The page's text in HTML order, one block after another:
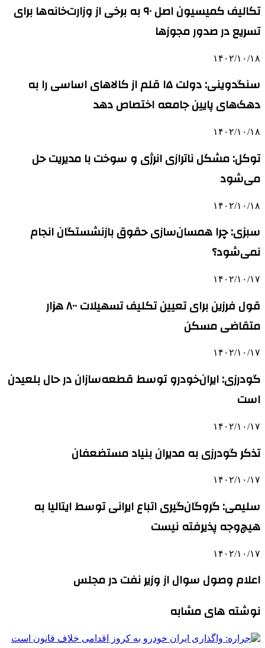
تکالیف کمیسیون اصل ۹۰ به برخی از وزارت‌خانه‌ها برای
تسریع در صدور مجوزها
۱۴۰۲/۱۰/۱۸
سنگدوینی: دولت ۱۵ قلم از کالاهای اساسی را به
دهک‌های پایین جامعه اختصاص دهد
۱۴۰۲/۱۰/۱۸
توکل: مشکل ناترازی انرژی و سوخت با مدیریت حل
می‌شود
۱۴۰۲/۱۰/۱۸
سبزی: چرا همسان‌سازی حقوق بازنشستگان انجام
نمی‌شود؟
۱۴۰۲/۱۰/۱۷
قول فرزین برای تعیین تکلیف تسهیلات ۸۰۰ هزار
متقاضی مسکن
۱۴۰۲/۱۰/۱۷
گودرزی: ایران‌خودرو توسط قطعه‌سازان در حال بلعیدن
است
۱۴۰۲/۱۰/۱۷
تذکر گودرزی به مدیران بنیاد مستضعفان
۱۴۰۲/۱۰/۱۷
سلیمی: گروگان‌گیری اتباع ایرانی توسط ایتالیا به
هیچ‌وجه پذیرفته نیست
۱۴۰۲/۱۰/۱۷
اعلام وصول سوال از وزیر نفت در مجلس
نوشته های مشابه